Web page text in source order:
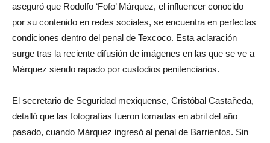
aseguró que Rodolfo ‘Fofo’ Márquez, el influencer conocido
por su contenido en redes sociales, se encuentra en perfectas
condiciones dentro del penal de Texcoco. Esta aclaración
surge tras la reciente difusión de imágenes en las que se ve a
Márquez siendo rapado por custodios penitenciarios.
El secretario de Seguridad mexiquense, Cristóbal Castañeda,
detalló que las fotografías fueron tomadas en abril del año
pasado, cuando Márquez ingresó al penal de Barrientos. Sin